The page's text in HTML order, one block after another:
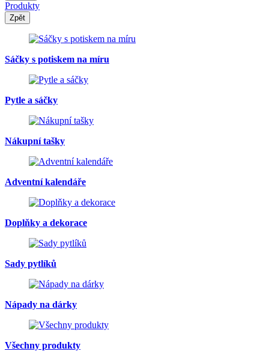
Produkty
Zpět
Sáčky s potiskem na míru
Pytle a sáčky
Nákupní tašky
Adventní kalendáře
Doplňky a dekorace
Sady pytlíků
Nápady na dárky
Všechny produkty